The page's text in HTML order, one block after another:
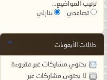
ترتيب المواضيع...
تصاعدي
تنازلي
دلالات الأيقونات
يحتوي مشاركات غير مقروءة
لا يحتوي مشاركات غير